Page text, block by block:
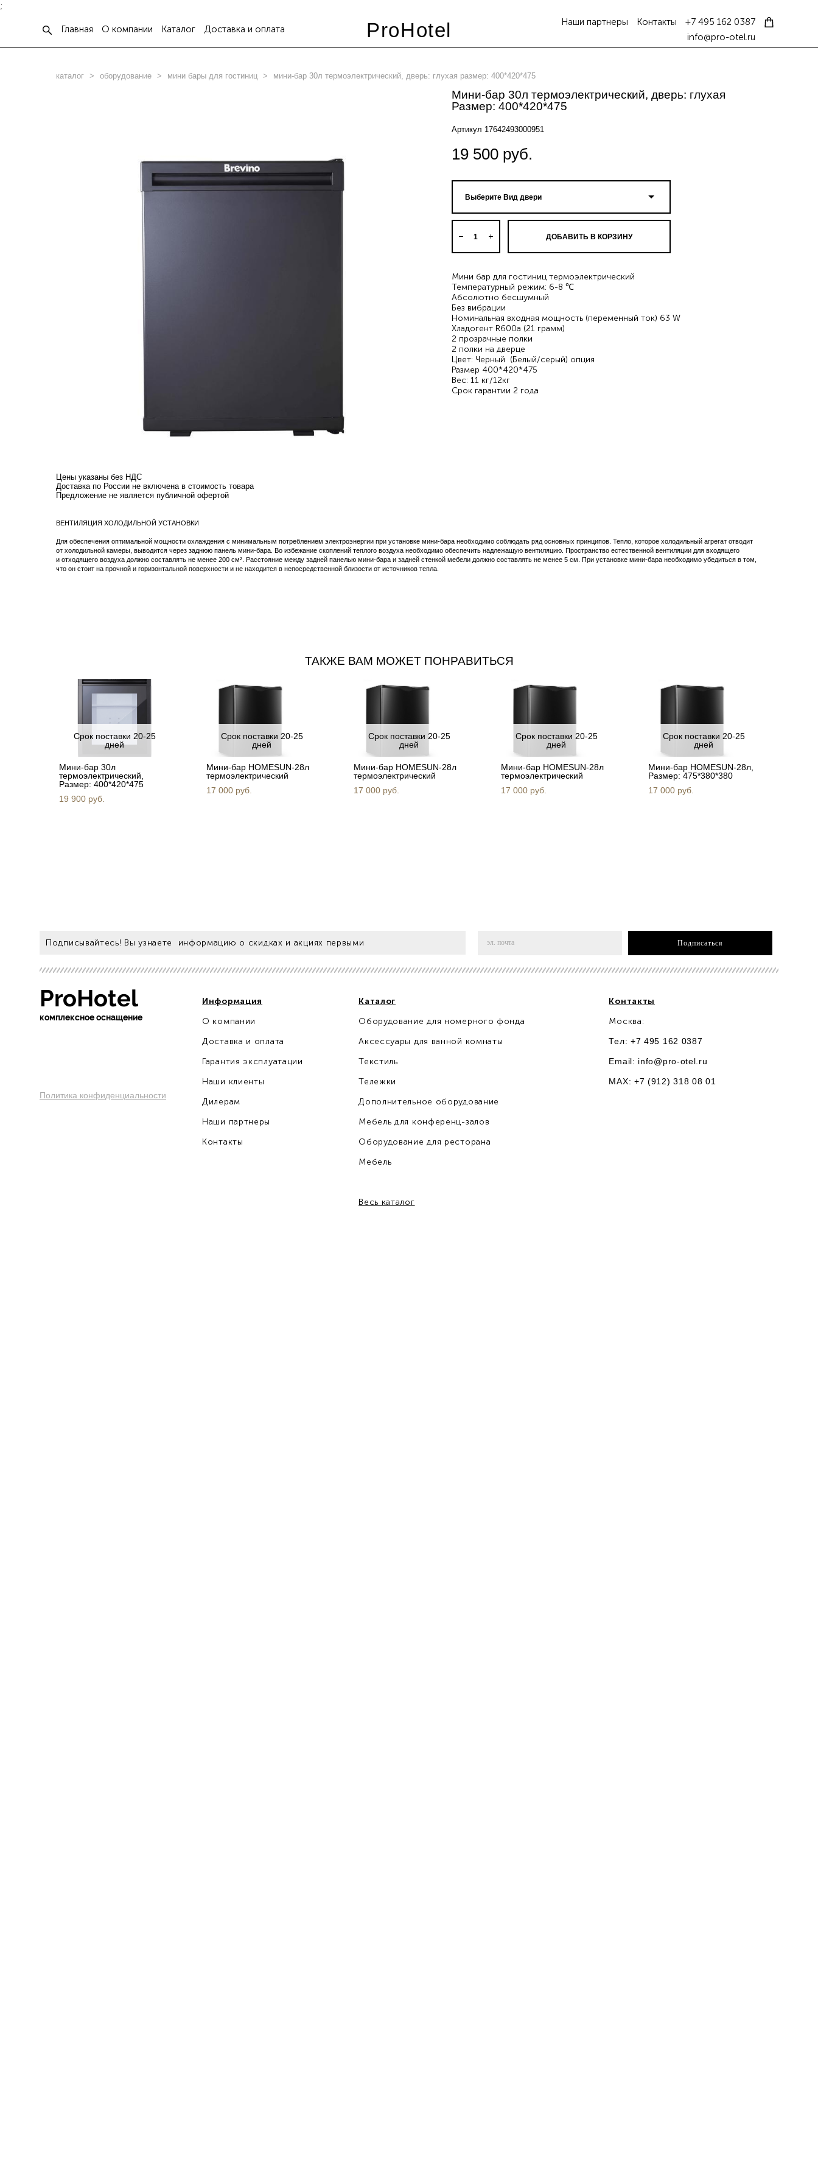
;
Главная О компании Каталог Доставка и оплата ProHotel Наши партнеры Контакты
+7 495 162 0387
info@pro-otel.ru
каталог > оборудование > мини бары для гостиниц > мини-бар 30л термоэлектрический, дверь: глухая размер: 400*420*475
Мини-бар 30л термоэлектрический, дверь: глухая
Размер: 400*420*475
Артикул 17642493000951
19 500 pуб.
Выберите Вид двери
ДОБАВИТЬ В КОРЗИНУ
Мини бар для гостиниц термоэлектрический
Температурный режим: 6-8 ℃
Абсолютно бесшумный
Без вибрации
Номинальная входная мощность (переменный ток) 63 W
Хладогент R600a (21 грамм)
2 прозрачные полки
2 полки на дверце
Цвет: Черный (Белый/серый) опция
Размер 400*420*475
Вес: 11 кг/12кг
Срок гарантии 2 года
Цены указаны без НДС
Доставка по России не включена в стоимость товара
​Предложение не является публичной офертой
ВЕНТИЛЯЦИЯ ХОЛОДИЛЬНОЙ УСТАНОВКИ
Для обеспечения оптимальной мощности охлаждения с минимальным потреблением электроэнергии при установке мини-бара необходимо соблюдать ряд основных принципов. Тепло, которое холодильный агрегат отводит
от холодильной камеры, выводится через заднюю панель мини-бара. Во избежание скоплений теплого воздуха необходимо обеспечить надлежащую вентиляцию. Пространство естественной вентиляции для входящего
и отходящего воздуха должно составлять не менее 200 см². Расстояние между задней панелью мини-бара и задней стенкой мебели должно составлять не менее 5 см. При установке мини-бара необходимо убедиться в том,
что он стоит на прочной и горизонтальной поверхности и не находится в непосредственной близости от источников тепла.
ТАКЖЕ ВАМ МОЖЕТ ПОНРАВИТЬСЯ
Срок поставки 20-25
дней
Мини-бар 30л
термоэлектрический,
Размер: 400*420*475
19 900 pуб.
Срок поставки 20-25
дней
Мини-бар HOMESUN-28л
термоэлектрический
17 000 pуб.
Срок поставки 20-25
дней
Мини-бар HOMESUN-28л
термоэлектрический
17 000 pуб.
Срок поставки 20-25
дней
Мини-бар HOMESUN-28л
термоэлектрический
17 000 pуб.
Срок поставки 20-25
дней
Мини-бар HOMESUN-28л,
Размер: 475*380*380
17 000 pуб.
Подписывайтесь! Вы узнаете информацию о скидках и акциях первыми Подписаться
ProHotel
комплексное оснащение
Политика конфиденциальности
Информация
О компании
Доставка и оплата
Гарантия эксплуатации
Наши клиенты
Дилерам
Наши партнеры
Контакты
Каталог
Оборудование для номерного фонда
Аксессуары для ванной комнаты
Текстиль
Тележки
Дополнительное оборудование
Мебель для конференц-залов
Оборудование для ресторана
Мебель
Весь каталог
Контакты
Москва:
Тел: +7 495 162 0387
Email: info@pro-otel.ru
MAX: +7 (912) 318 08 01